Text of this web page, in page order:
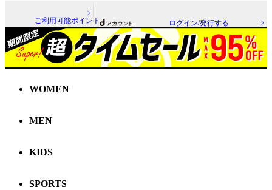
ご利用可能ポイント ログイン/発行する
WOMEN
MEN
KIDS
SPORTS